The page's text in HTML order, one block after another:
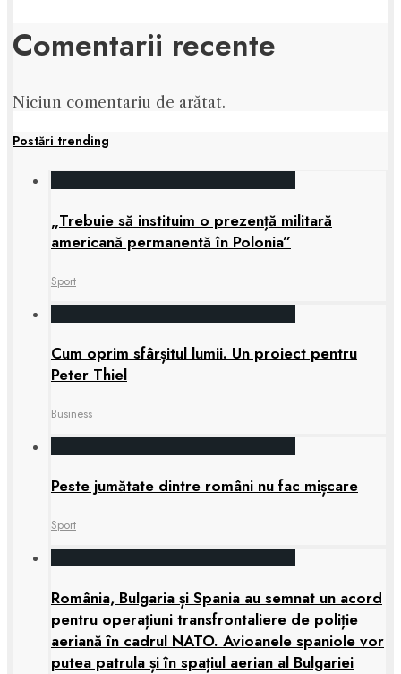
Comentarii recente
Niciun comentariu de arătat.
Postări trending
„Trebuie să instituim o prezență militară
americană permanentă în Polonia”
Sport
Cum oprim sfârșitul lumii. Un proiect pentru
Peter Thiel
Business
Peste jumătate dintre români nu fac mișcare
Sport
România, Bulgaria și Spania au semnat un acord
pentru operațiuni transfrontaliere de poliție
aeriană în cadrul NATO. Avioanele spaniole vor
putea patrula și în spațiul aerian al Bulgariei